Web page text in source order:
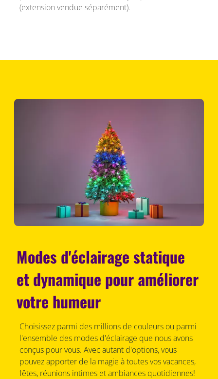
(extension vendue séparément).
Modes d'éclairage statique
et dynamique pour améliorer
votre humeur
Choisissez parmi des millions de couleurs ou parmi
l'ensemble des modes d'éclairage que nous avons
conçus pour vous. Avec autant d'options, vous
pouvez apporter de la magie à toutes vos vacances,
fêtes, réunions intimes et ambiances quotidiennes!